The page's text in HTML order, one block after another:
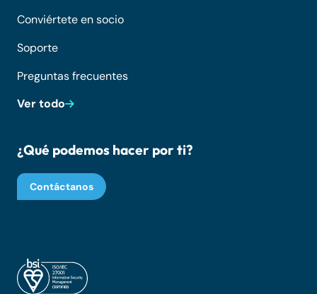
Conviértete en socio
Soporte
Preguntas frecuentes
Ver todo
¿Qué podemos hacer por ti?
Contáctanos